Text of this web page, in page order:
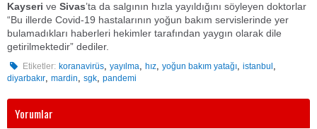
Kayseri ve Sivas’ta da salgının hızla yayıldığını söyleyen doktorlar
“Bu illerde Covid-19 hastalarının yoğun bakım servislerinde yer
bulamadıkları haberleri hekimler tarafından yaygın olarak dile
getirilmektedir” dediler.
Etiketler: koranavirüs,yayılma,hız,yoğun bakım yatağı,istanbul ,
diyarbakır, mardin, sgk, pandemi
Yorumlar